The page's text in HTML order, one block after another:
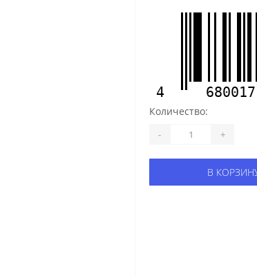
4 680017
Количество:
- +
В